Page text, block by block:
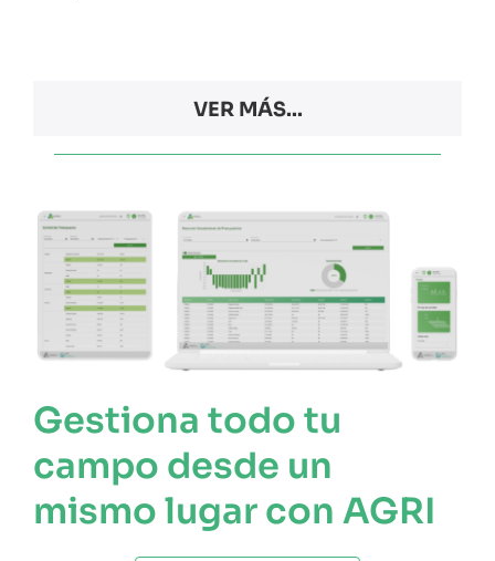
VER MÁS...
Gestiona todo tu
campo desde un
mismo lugar con AGRI